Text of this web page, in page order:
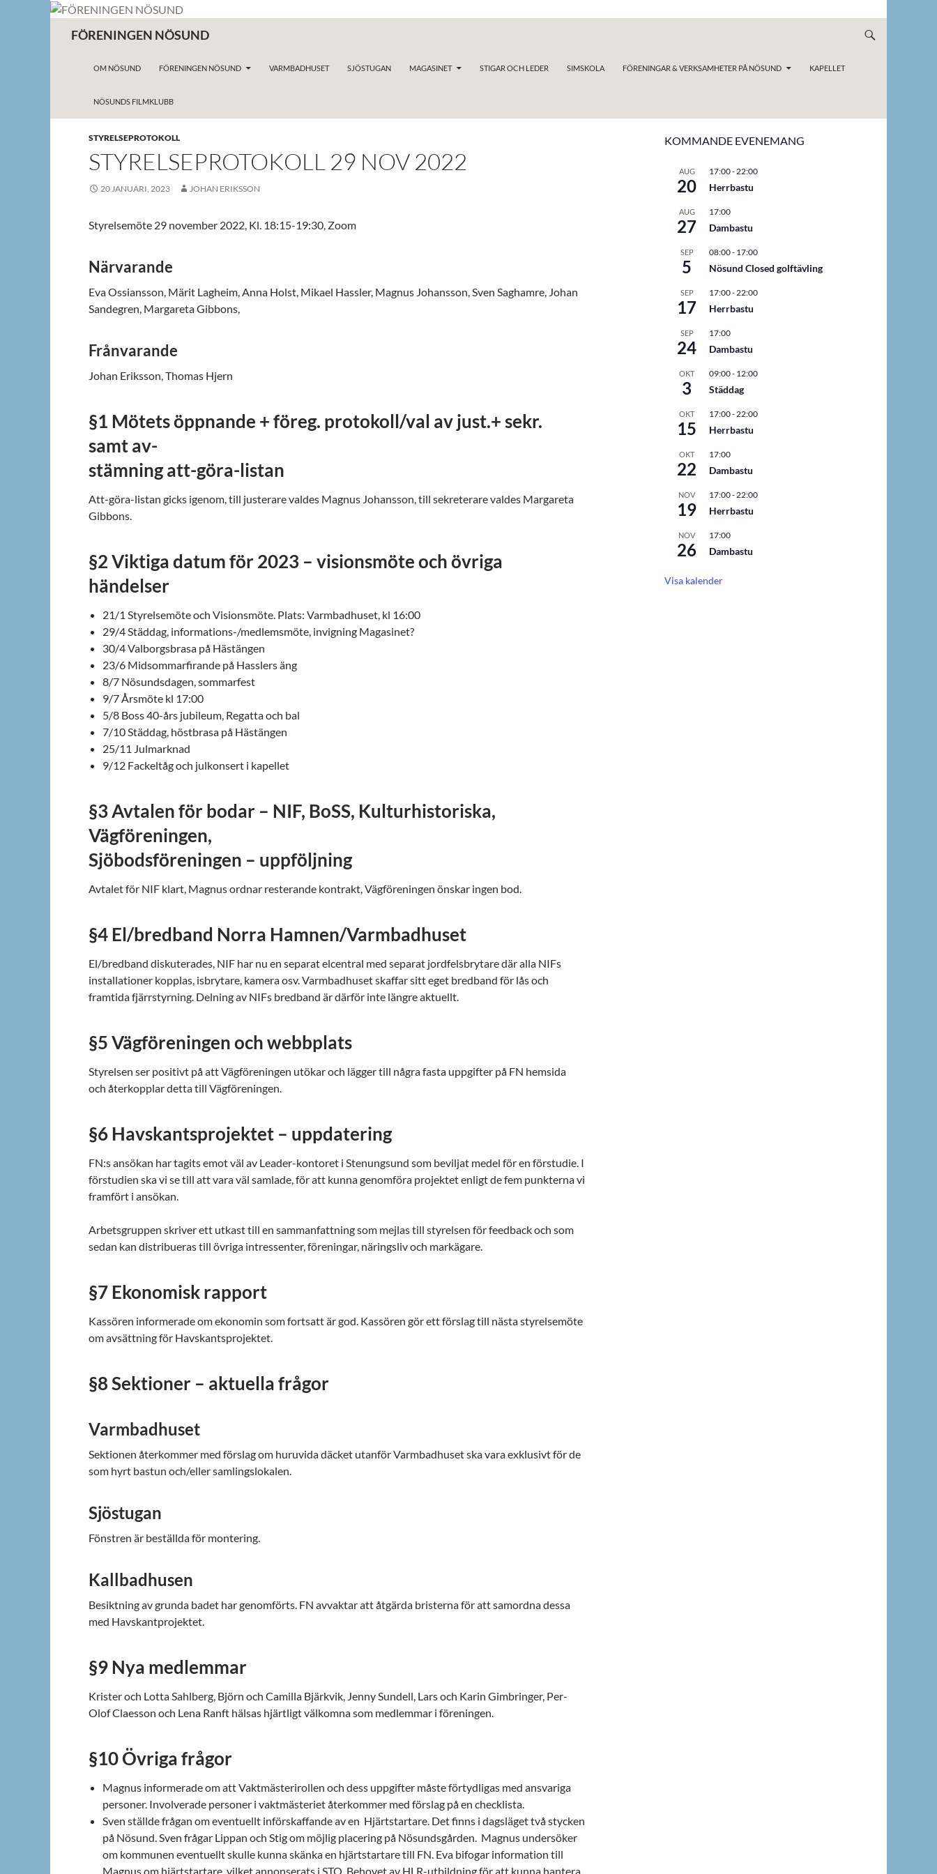
FÖRENINGEN NÖSUND
OM NÖSUND FÖRENINGEN NÖSUND VARMBADHUSET SJÖSTUGAN MAGASINET STIGAR OCH LEDER SIMSKOLA FÖRENINGAR & VERKSAMHETER PÅ NÖSUND KAPELLET
NÖSUNDS FILMKLUBB
STYRELSEPROTOKOLL
STYRELSEPROTOKOLL 29 NOV 2022
20 JANUARI, 2023 JOHAN ERIKSSON
Styrelsemöte 29 november 2022, Kl. 18:15-19:30, Zoom
Närvarande
Eva Ossiansson, Märit Lagheim, Anna Holst, Mikael Hassler, Magnus Johansson, Sven Saghamre, Johan
Sandegren, Margareta Gibbons,
Frånvarande
Johan Eriksson, Thomas Hjern
§1 Mötets öppnande + föreg. protokoll/val av just.+ sekr.
samt av-
stämning att-göra-listan
Att-göra-listan gicks igenom, till justerare valdes Magnus Johansson, till sekreterare valdes Margareta
Gibbons.
§2 Viktiga datum för 2023 – visionsmöte och övriga
händelser
21/1 Styrelsemöte och Visionsmöte. Plats: Varmbadhuset, kl 16:00
29/4 Städdag, informations-/medlemsmöte, invigning Magasinet?
30/4 Valborgsbrasa på Hästängen
23/6 Midsommarfirande på Hasslers äng
8/7 Nösundsdagen, sommarfest
9/7 Årsmöte kl 17:00
5/8 Boss 40-års jubileum, Regatta och bal
7/10 Städdag, höstbrasa på Hästängen
25/11 Julmarknad
9/12 Fackeltåg och julkonsert i kapellet
§3 Avtalen för bodar – NIF, BoSS, Kulturhistoriska,
Vägföreningen,
Sjöbodsföreningen – uppföljning
Avtalet för NIF klart, Magnus ordnar resterande kontrakt, Vägföreningen önskar ingen bod.
§4 El/bredband Norra Hamnen/Varmbadhuset
El/bredband diskuterades, NIF har nu en separat elcentral med separat jordfelsbrytare där alla NIFs
installationer kopplas, isbrytare, kamera osv. Varmbadhuset skaffar sitt eget bredband för lås och
framtida fjärrstyrning. Delning av NIFs bredband är därför inte längre aktuellt.
§5 Vägföreningen och webbplats
Styrelsen ser positivt på att Vägföreningen utökar och lägger till några fasta uppgifter på FN hemsida
och återkopplar detta till Vägföreningen.
§6 Havskantsprojektet – uppdatering
FN:s ansökan har tagits emot väl av Leader-kontoret i Stenungsund som beviljat medel för en förstudie. I
förstudien ska vi se till att vara väl samlade, för att kunna genomföra projektet enligt de fem punkterna vi
framfört i ansökan.
Arbetsgruppen skriver ett utkast till en sammanfattning som mejlas till styrelsen för feedback och som
sedan kan distribueras till övriga intressenter, föreningar, näringsliv och markägare.
§7 Ekonomisk rapport
Kassören informerade om ekonomin som fortsatt är god. Kassören gör ett förslag till nästa styrelsemöte
om avsättning för Havskantsprojektet.
§8 Sektioner – aktuella frågor
Varmbadhuset
Sektionen återkommer med förslag om huruvida däcket utanför Varmbadhuset ska vara exklusivt för de
som hyrt bastun och/eller samlingslokalen.
Sjöstugan
Fönstren är beställda för montering.
Kallbadhusen
Besiktning av grunda badet har genomförts. FN avvaktar att åtgärda bristerna för att samordna dessa
med Havskantprojektet.
§9 Nya medlemmar
Krister och Lotta Sahlberg, Björn och Camilla Bjärkvik, Jenny Sundell, Lars och Karin Gimbringer, Per-
Olof Claesson och Lena Ranft hälsas hjärtligt välkomna som medlemmar i föreningen.
§10 Övriga frågor
Magnus informerade om att Vaktmästerirollen och dess uppgifter måste förtydligas med ansvariga
personer. Involverade personer i vaktmästeriet återkommer med förslag på en checklista.
Sven ställde frågan om eventuellt införskaffande av en Hjärtstartare. Det finns i dagsläget två stycken
på Nösund. Sven frågar Lippan och Stig om möjlig placering på Nösundsgården. Magnus undersöker
om kommunen eventuellt skulle kunna skänka en hjärtstartare till FN. Eva bifogar information till
Magnus om hjärtstartare, vilket annonserats i STO. Behovet av HLR-utbildning för att kunna hantera
KOMMANDE EVENEMANG
AUG
20
17:00- 22:00
Herrbastu
AUG
27
17:00
Dambastu
SEP
5
08:00- 17:00
Nösund Closed golftävling
SEP
17
17:00- 22:00
Herrbastu
SEP
24
17:00
Dambastu
OKT
3
09:00- 12:00
Städdag
OKT
15
17:00- 22:00
Herrbastu
OKT
22
17:00
Dambastu
NOV
19
17:00- 22:00
Herrbastu
NOV
26
17:00
Dambastu
Visa kalender